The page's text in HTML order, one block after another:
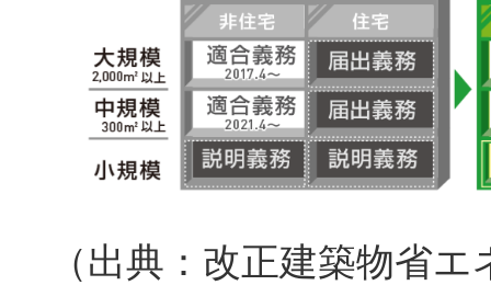
（出典：改正建築物省